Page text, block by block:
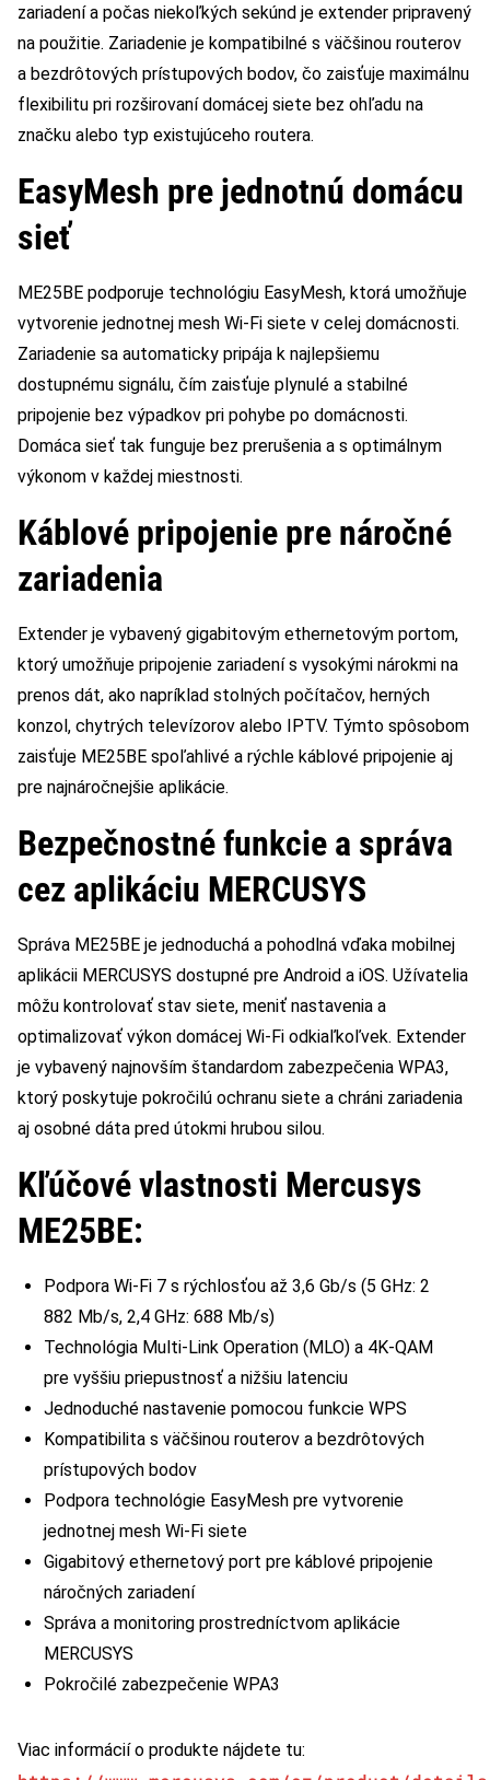
zariadení a počas niekoľkých sekúnd je extender pripravený
na použitie. Zariadenie je kompatibilné s väčšinou routerov
a bezdrôtových prístupových bodov, čo zaisťuje maximálnu
flexibilitu pri rozširovaní domácej siete bez ohľadu na
značku alebo typ existujúceho routera.
EasyMesh pre jednotnú domácu
sieť
ME25BE podporuje technológiu EasyMesh, ktorá umožňuje
vytvorenie jednotnej mesh Wi-Fi siete v celej domácnosti.
Zariadenie sa automaticky pripája k najlepšiemu
dostupnému signálu, čím zaisťuje plynulé a stabilné
pripojenie bez výpadkov pri pohybe po domácnosti.
Domáca sieť tak funguje bez prerušenia a s optimálnym
výkonom v každej miestnosti.
Káblové pripojenie pre náročné
zariadenia
Extender je vybavený gigabitovým ethernetovým portom,
ktorý umožňuje pripojenie zariadení s vysokými nárokmi na
prenos dát, ako napríklad stolných počítačov, herných
konzol, chytrých televízorov alebo IPTV. Týmto spôsobom
zaisťuje ME25BE spoľahlivé a rýchle káblové pripojenie aj
pre najnáročnejšie aplikácie.
Bezpečnostné funkcie a správa
cez aplikáciu MERCUSYS
Správa ME25BE je jednoduchá a pohodlná vďaka mobilnej
aplikácii MERCUSYS dostupné pre Android a iOS. Užívatelia
môžu kontrolovať stav siete, meniť nastavenia a
optimalizovať výkon domácej Wi-Fi odkiaľkoľvek. Extender
je vybavený najnovším štandardom zabezpečenia WPA3,
ktorý poskytuje pokročilú ochranu siete a chráni zariadenia
aj osobné dáta pred útokmi hrubou silou.
Kľúčové vlastnosti Mercusys
ME25BE:
Podpora Wi-Fi 7 s rýchlosťou až 3,6 Gb/s (5 GHz: 2
882 Mb/s, 2,4 GHz: 688 Mb/s)
Technológia Multi-Link Operation (MLO) a 4K-QAM
pre vyššiu priepustnosť a nižšiu latenciu
Jednoduché nastavenie pomocou funkcie WPS
Kompatibilita s väčšinou routerov a bezdrôtových
prístupových bodov
Podpora technológie EasyMesh pre vytvorenie
jednotnej mesh Wi-Fi siete
Gigabitový ethernetový port pre káblové pripojenie
náročných zariadení
Správa a monitoring prostredníctvom aplikácie
MERCUSYS
Pokročilé zabezpečenie WPA3
Viac informácií o produkte nájdete tu: